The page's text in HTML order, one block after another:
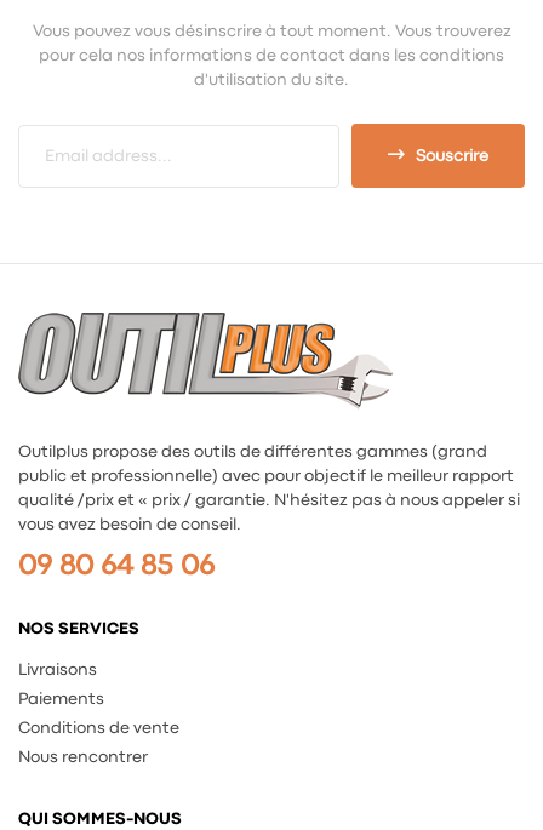
Vous pouvez vous désinscrire à tout moment. Vous trouverez
pour cela nos informations de contact dans les conditions
d'utilisation du site.
Souscrire
Outilplus propose des outils de différentes gammes (grand
public et professionnelle) avec pour objectif le meilleur rapport
qualité /prix et « prix / garantie. N'hésitez pas à nous appeler si
vous avez besoin de conseil.
09 80 64 85 06
NOS SERVICES
Livraisons
Paiements
Conditions de vente
Nous rencontrer
QUI SOMMES-NOUS